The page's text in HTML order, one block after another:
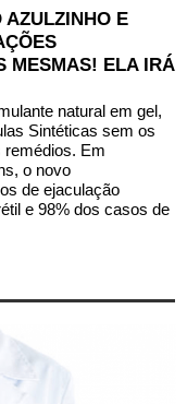
AZULZINHO E
MESMAS! ELA IRÁ
natural em gel,
Sintéticas sem os
remédios. Em
o novo
de ejaculação
e 98% dos casos de